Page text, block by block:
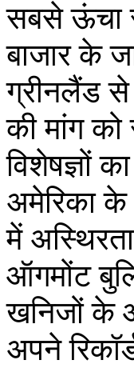
सबसे ऊंचा
बाजार के
ग्रीनलैंड
की मांग को
विशेषज्ञों
अमेरिका के
में
ऑगमोंट
खनिजों के
अपने